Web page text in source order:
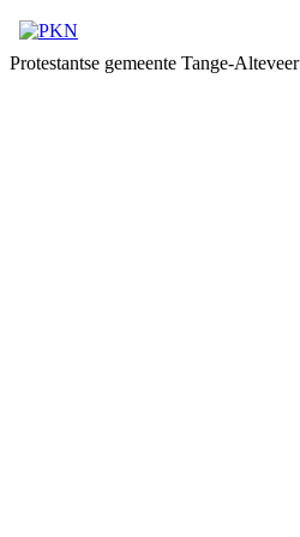
Protestantse gemeente Tange-Alteveer